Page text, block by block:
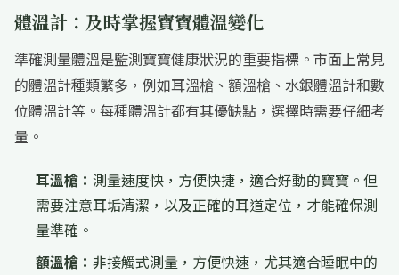
體溫計：及時掌握寶寶體溫變化
準確測量體溫是監測寶寶健康狀況的重要指標。市面上常見
的體溫計種類繁多，例如耳溫槍、額溫槍、水銀體溫計和數
位體溫計等。每種體溫計都有其優缺點，選擇時需要仔細考
量。
耳溫槍： 測量速度快，方便快捷，適合好動的寶寶。但
需要注意耳垢清潔，以及正確的耳道定位，才能確保測
量準確。
額溫槍： 非接觸式測量，方便快速，尤其適合睡眠中的